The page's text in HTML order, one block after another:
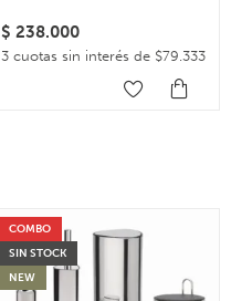
$ 238.000
3 cuotas sin interés de $79.333
COMBO
SIN STOCK
NEW